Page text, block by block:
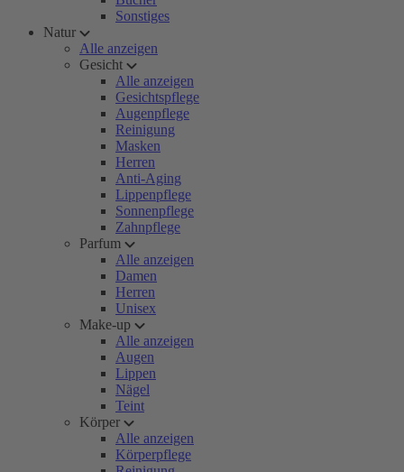
Sonstiges
Natur
Alle anzeigen
Gesicht
Alle anzeigen
Gesichtspflege
Augenpflege
Reinigung
Masken
Herren
Anti-Aging
Lippenpflege
Sonnenpflege
Zahnpflege
Parfum
Alle anzeigen
Damen
Herren
Unisex
Make-up
Alle anzeigen
Augen
Lippen
Nägel
Teint
Körper
Alle anzeigen
Körperpflege